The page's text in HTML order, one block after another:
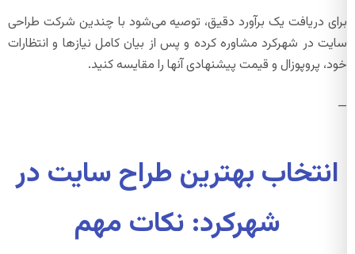
برای دریافت یک برآورد دقیق، توصیه می‌شود با چندین شرکت طراحی
سایت در شهرکرد مشاوره کرده و پس از بیان کامل نیازها و انتظارات
خود، پروپوزال و قیمت پیشنهادی آنها را مقایسه کنید.
—
انتخاب بهترین طراح سایت در
شهرکرد: نکات مهم